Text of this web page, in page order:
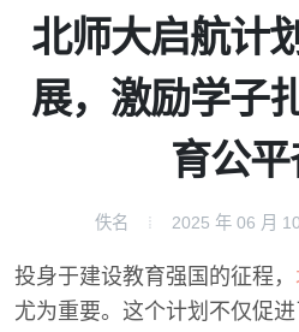
北师大启航计
展，激励学子
育公
佚名 2025 年 06 月
投身于建设教育强国的征程，
尤为重要。这个计划不仅促